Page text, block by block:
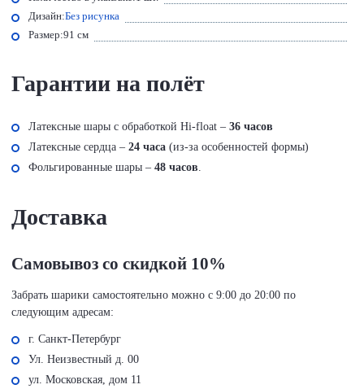
Дизайн:Без рисунка
Размер:91 см
Гарантии на полёт
Латексные шары с обработкой Hi-float – 36 часов
Латексные сердца – 24 часа (из-за особенностей формы)
Фольгированные шары – 48 часов
Доставка
Самовывоз со скидкой 10%
Забрать шарики самостоятельно можно с 9:00 до 20:00 по
следующим адресам:
г. Санкт-Петербург
Ул. Неизвестный д. 00
ул. Московская, дом 11